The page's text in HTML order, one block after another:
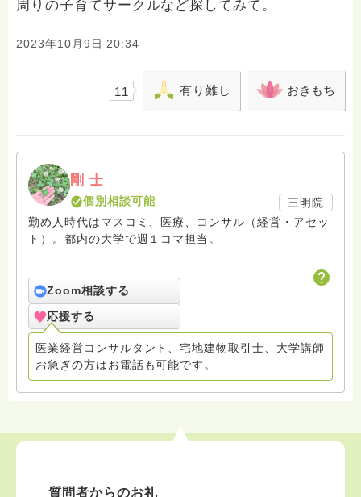
周りの子育てサークルなど探してみて。
2023年10月9日 20:34
11 有り難し おきもち
剛 士
個別相談可能
三明院
勤め人時代はマスコミ、医療、コンサル（経営・アセッ
ト）。都内の大学で週１コマ担当。
Zoom相談する
応援する
医業経営コンサルタント、宅地建物取引士、大学講師
お急ぎの方はお電話も可能です。
質問者からのお礼